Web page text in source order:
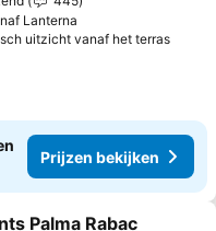
Lanterna
uitzicht vanaf het terras
Prijzen bekijken
Palma Rabac